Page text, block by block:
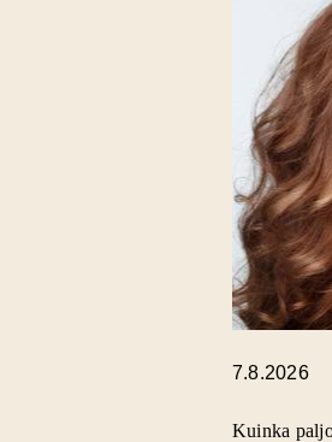
7.8.2026
Kuinka